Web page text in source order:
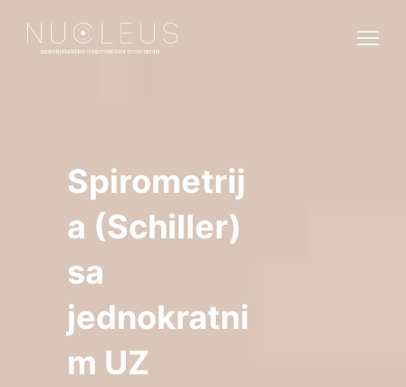
Spirometrij
a (Schiller)
sa
jednokratni
m UZ